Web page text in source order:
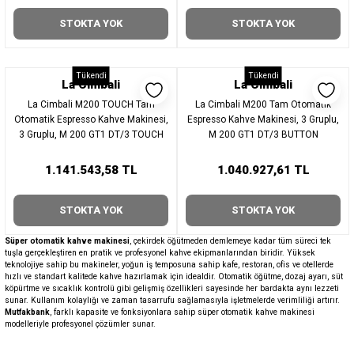
STOKTA YOK STOKTA YOK
Tükendi
La Cimbali
La Cimbali M200 TOUCH Tam
Otomatik Espresso Kahve Makinesi,
3 Gruplu, M 200 GT1 DT/3 TOUCH
1.141.543,58 TL
STOKTA YOK
Tükendi
La Cimbali
La Cimbali M200 Tam Otomatik
Espresso Kahve Makinesi, 3 Gruplu,
M 200 GT1 DT/3 BUTTON
1.040.927,61 TL
STOKTA YOK
Süper otomatik kahve makinesi, çekirdek öğütmeden demlemeye kadar tüm süreci tek
tuşla gerçekleştiren en pratik ve profesyonel kahve ekipmanlarından biridir. Yüksek
teknolojiye sahip bu makineler, yoğun iş temposuna sahip kafe, restoran, ofis ve otellerde
hızlı ve standart kalitede kahve hazırlamak için idealdir. Otomatik öğütme, dozaj ayarı, süt
köpürtme ve sıcaklık kontrolü gibi gelişmiş özellikleri sayesinde her bardakta aynı lezzeti
sunar. Kullanım kolaylığı ve zaman tasarrufu sağlamasıyla işletmelerde verimliliği artırır.
Mutfakbank, farklı kapasite ve fonksiyonlara sahip süper otomatik kahve makinesi
modelleriyle profesyonel çözümler sunar.